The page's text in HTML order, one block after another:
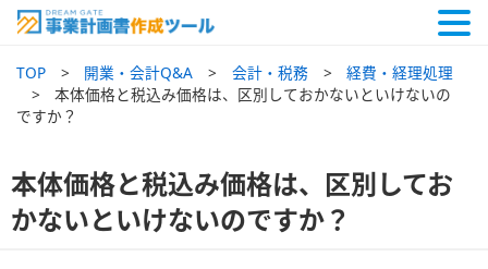
TOP 開業・会計Q&A 会計・税務
経費・経理処理
本体価格と税込み価格は、区別しておかないといけないの
ですか？
本体価格と税込み価格は、区別してお
かないといけないのですか？